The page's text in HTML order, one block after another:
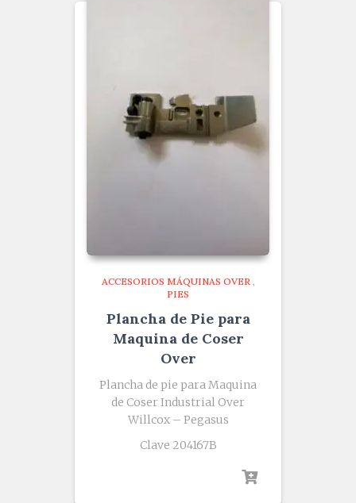
ACCESORIOS MÁQUINAS OVER
PIES
Plancha de Pie para
Maquina de Coser
Over
Plancha de pie para Maquina
de Coser Industrial Over
Willcox – Pegasus
Clave 204167B